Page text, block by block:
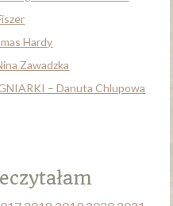
Hardy
Zawadzka
– Danuta Chlupowa